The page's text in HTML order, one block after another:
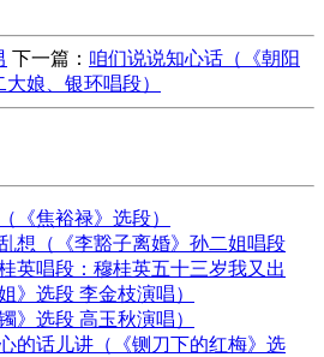
下一篇： 咱们说说知心话（《朝阳
娘、银环唱段）
《焦裕禄》选段）
想（《李豁子离婚》孙二姐唱段
英唱段：穆桂英五十三岁我又出
》选段 李金枝演唱）
》选段 高玉秋演唱）
的话儿讲（《铡刀下的红梅》选